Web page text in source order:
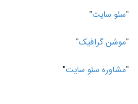
"سئو سایت"
"موشن گرافیک"
"مشاوره سئو سایت"